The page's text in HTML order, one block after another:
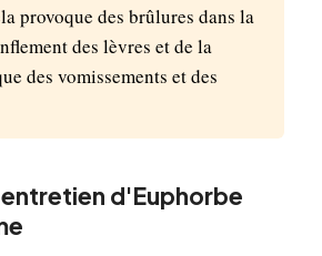
provoque des brûlures dans la
des lèvres et de la
des vomissements et des
d'Euphorbe